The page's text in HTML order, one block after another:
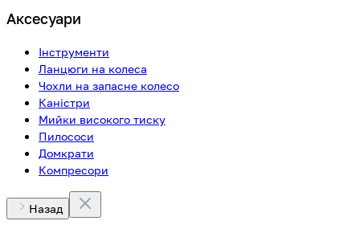
Аксесуари
Інструменти
Ланцюги на колеса
Чохли на запасне колесо
Каністри
Мийки високого тиску
Пилососи
Домкрати
Компресори
Назад